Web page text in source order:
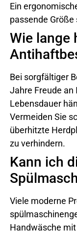
Ein
passende
Wie lange
Bei sorgfältiger
Jahre Freude an
Lebensdauer
Vermeiden Sie
überhitzte
zu verhindern.
Kann ich
Viele moderne
Handwäsche